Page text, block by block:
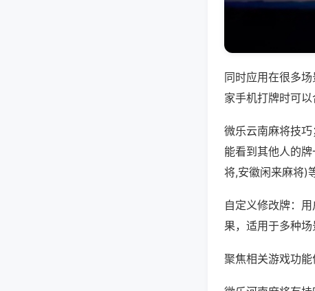
同时应用在很多
家手机打牌时可
微乐云南麻将技
能看到其他人的
将,安徽闲来麻将)
自定义修改牌：
果，适用于多种
聚焦相关游戏功能